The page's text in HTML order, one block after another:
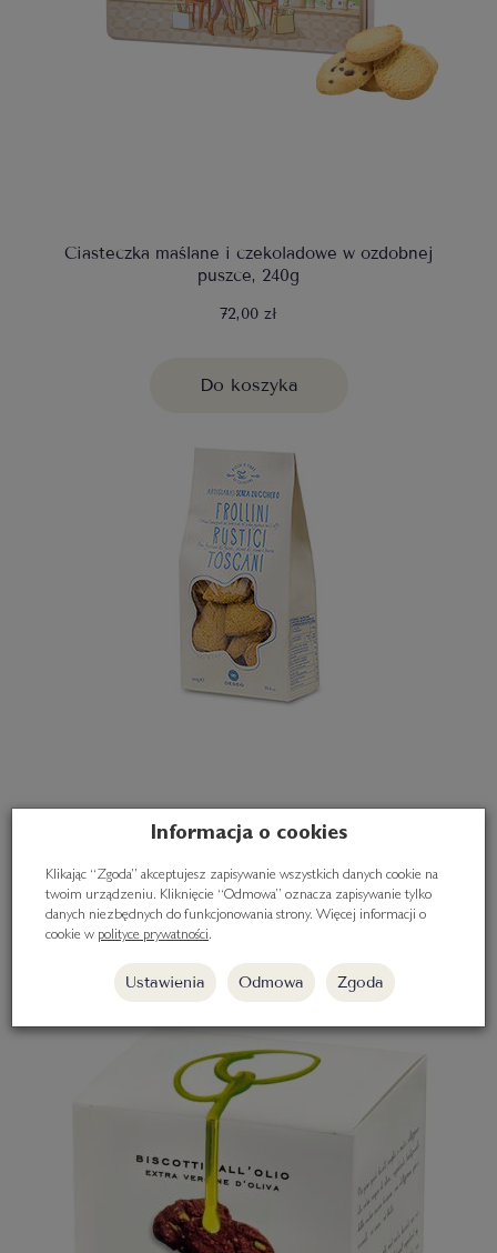
Ciasteczka maślane i czekoladowe w ozdobnej
puszce, 240g
72,00 zł
Do koszyka
Do koszyka
Informacja o cookies
Klikając “Zgoda” akceptujesz zapisywanie wszystkich danych cookie na
twoim urządzeniu. Kliknięcie “Odmowa” oznacza zapisywanie tylko
danych niezbędnych do funkcjonowania strony. Więcej informacji o
cookie w polityce prywatności.
Ustawienia Odmowa Zgoda